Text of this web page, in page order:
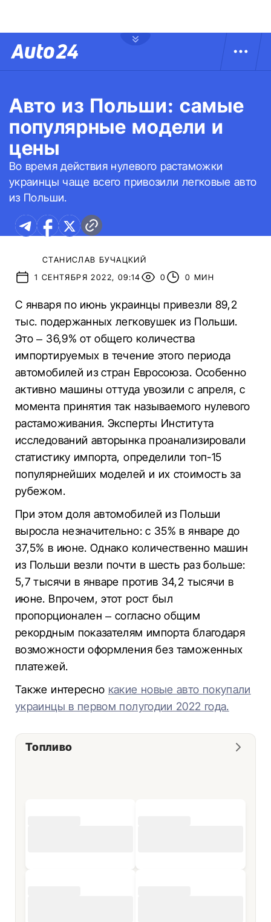
Авто из Польши: самые
популярные модели и
цены
Во время действия нулевого растаможки
украинцы чаще всего привозили легковые авто
из Польши.
СТАНИСЛАВ БУЧАЦКИЙ
1 СЕНТЯБРЯ 2022, 09:14
0 0 МИН
С января по июнь украинцы привезли 89,2
тыс. подержанных легковушек из Польши.
Это – 36,9% от общего количества
импортируемых в течение этого периода
автомобилей из стран Евросоюза. Особенно
активно машины оттуда увозили с апреля, с
момента принятия так называемого нулевого
растаможивания. Эксперты Института
исследований авторынка проанализировали
статистику импорта, определили топ-15
популярнейших моделей и их стоимость за
рубежом.
При этом доля автомобилей из Польши
выросла незначительно: с 35% в январе до
37,5% в июне. Однако количественно машин
из Польши везли почти в шесть раз больше:
5,7 тысячи в январе против 34,2 тысячи в
июне. Впрочем, этот рост был
пропорционален – согласно общим
рекордным показателям импорта благодаря
возможности оформления без таможенных
платежей.
Также интересно какие новые авто покупали
украинцы в первом полугодии 2022 года.
Топливо